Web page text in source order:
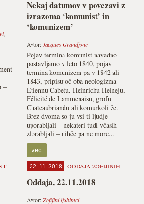
,
–
Nekaj datumov v povezavi z
izrazoma ‘komunist’ in
‘komunizem’
Avtor:Jacques Grandjonc
Pojav termina komunist navadno
postavljamo v leto 1840, pojav
termina komunizem pa v 1842 ali
1843, pripisujoč oba neologizma
Etiennu Cabetu, Heinrichu Heineju,
Félicité de Lammenaisu, grofu
Chateaubriandu ali komurkoli že.
Brez dvoma so ju vsi ti ljudje
uporabljali – nekateri tudi včasih
zlorabljali – nihče pa ne more...
več
22. 11. 2018 ODDAJA ZOFIJINIH
Oddaja, 22.11.2018
Avtor:Zofijini ljubimci